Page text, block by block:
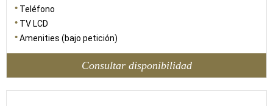
Teléfono
TV LCD
Amenities (bajo petición)
Consultar disponibilidad